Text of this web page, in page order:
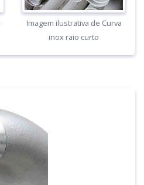
Imagem ilustrativa de Curva
inox raio curto